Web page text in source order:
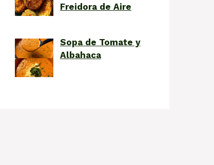
Freidora de Aire
Sopa de Tomate y
Albahaca